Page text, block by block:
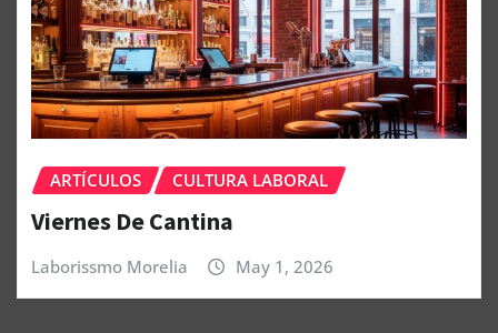
ARTÍCULOS CULTURA LABORAL
Viernes De Cantina
Laborissmo Morelia May 1, 2026